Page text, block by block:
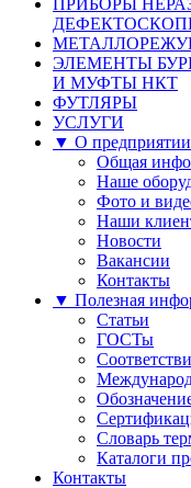
ПРИБОРЫ
ЭЛЕМЕНТЫ
И МУФТЫ НКТ
ФУТЛЯРЫ
УСЛУГИ
▼ О предприятии
Общая
Наше
Фото и
Наши
Новости
Вакансии
Контакты
▼ Полезная
Статьи
ГОСТы
Словарь
Каталоги
Контакты